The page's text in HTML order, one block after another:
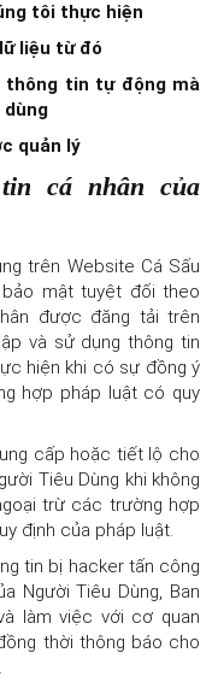
tôi thực hiện
liệu từ đó
tin tự động mà
dùng
quản lý
cá nhân của
trên Website Cá Sấu
mật tuyệt đối theo
được đăng tải trên
và sử dụng thông tin
hiện khi có sự đồng ý
hợp pháp luật có quy
cấp hoặc tiết lộ cho
Tiêu Dùng khi không
trừ các trường hợp
định của pháp luật.
tin bị hacker tấn công
Người Tiêu Dùng, Ban
làm việc với cơ quan
thời thông báo cho